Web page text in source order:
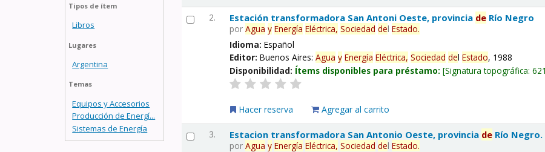
Tipos de ítem
Libros
Lugares
Argentina
Temas
Equipos y Accesorios
Producción de Energí...
Sistemas de Energía
2. Estación transformadora San Antoni Oeste, provincia de Río Negro
porAgua y Energía Eléctrica, Sociedad delEstado.
Idioma:Español
Editor:Buenos Aires:Agua y Energía Eléctrica, Sociedad delEstado, 1988
Disponibilidad: Ítems disponibles para préstamo: Signatura topográfica:
Hacer reserva Agregar al carrito
3. Estacion transformadora San Antonio Oeste, provincia de Río Negro.
porAgua y Energía Eléctrica, Sociedad delEstado.